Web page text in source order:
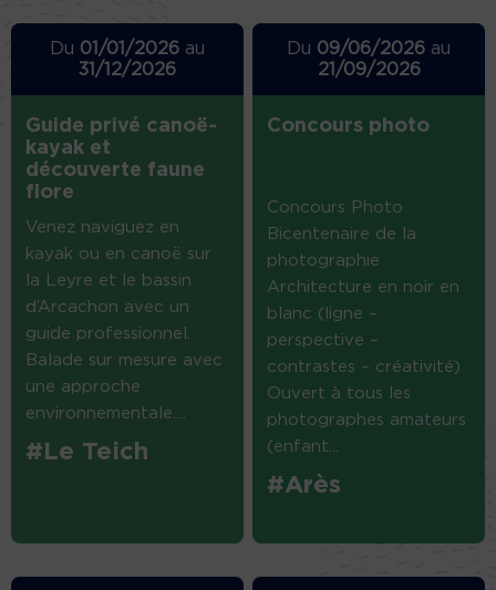
Du 01/01/2026au
31/12/2026
Guide privé canoë-
kayak et
découverte faune
flore
Venez naviguez en
kayak ou en canoë sur
la Leyre et le bassin
d’Arcachon avec un
guide professionnel.
Balade sur mesure avec
une approche
environnementale....
#Le Teich
Du 09/06/2026 au
21/09/2026
Concours photo
Concours Photo
Bicentenaire de la
photographie
Architecture en noir en
blanc (ligne –
perspective –
contrastes – créativité)
Ouvert à tous les
photographes amateurs
(enfant...
#Arès